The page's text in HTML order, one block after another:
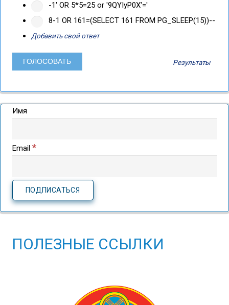
-1' OR 5*5=25 or '9QYIyP0X'='
8-1 OR 161=(SELECT 161 FROM PG_SLEEP(15))--
Добавить свой ответ
Результаты
Имя
Email *
ПОЛЕЗНЫЕ ССЫЛКИ